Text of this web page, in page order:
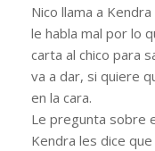
Nico llama a
le habla mal por lo
carta al chico para
va a dar, si quiere
en la cara.
Le pregunta sobre
Kendra les dice